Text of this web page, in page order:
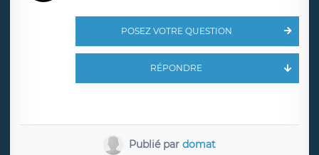
POSEZ VOTRE QUESTION
RÉPONDRE
Publié par domat